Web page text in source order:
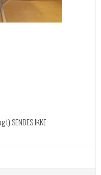
SENDES IKKE